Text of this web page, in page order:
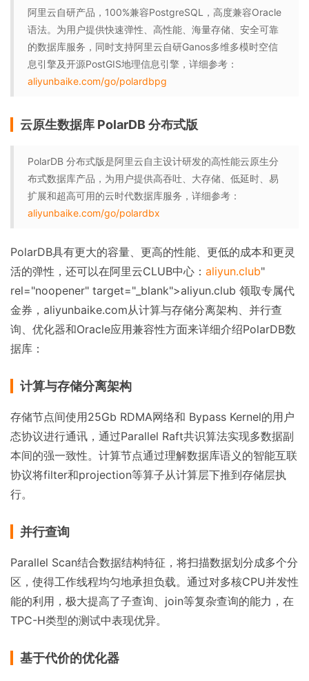
阿里云自研产品，100%兼容PostgreSQL，高度兼容Oracle
语法。为用户提供快速弹性、高性能、海量存储、安全可靠
的数据库服务，同时支持阿里云自研Ganos多维多模时空信
息引擎及开源PostGIS地理信息引擎，详细参考：
aliyunbaike.com/go/polardbpg
云原生数据库 PolarDB 分布式版
PolarDB 分布式版是阿里云自主设计研发的高性能云原生分
布式数据库产品，为用户提供高吞吐、大存储、低延时、易
扩展和超高可用的云时代数据库服务，详细参考：
aliyunbaike.com/go/polardbx
PolarDB具有更大的容量、更高的性能、更低的成本和更灵
活的弹性，还可以在阿里云CLUB中心： aliyun.club"
rel="noopener" target="_blank">aliyun.club 领取专属代
金券，aliyunbaike.com从计算与存储分离架构、并行查
询、优化器和Oracle应用兼容性方面来详细介绍PolarDB数
据库：
计算与存储分离架构
存储节点间使用25Gb RDMA网络和 Bypass Kernel的用户
态协议进行通讯，通过Parallel Raft共识算法实现多数据副
本间的强一致性。计算节点通过理解数据库语义的智能互联
协议将filter和projection等算子从计算层下推到存储层执
行。
并行查询
Parallel Scan结合数据结构特征，将扫描数据划分成多个分
区，使得工作线程均匀地承担负载。通过对多核CPU并发性
能的利用，极大提高了子查询、join等复杂查询的能力，在
TPC-H类型的测试中表现优异。
基于代价的优化器